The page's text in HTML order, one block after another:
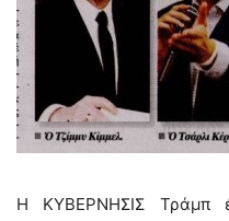
Η ΚΥΒΕΡΝΗΣΙΣ Τράμπ